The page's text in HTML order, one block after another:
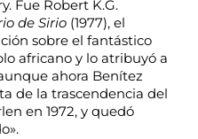
Fue Robert K.G.
de Sirio (1977), el
sobre el fantástico
africano y lo atribuyó a
ahora Benítez
de la trascendencia del
en 1972, y quedó